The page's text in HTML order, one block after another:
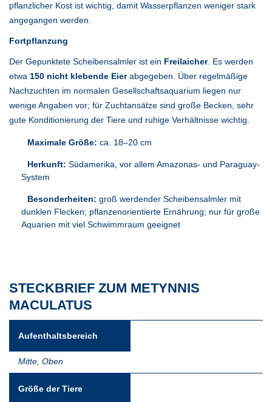
pflanzlicher Kost ist wichtig, damit Wasserpflanzen weniger stark
angegangen werden.
Fortpflanzung
Der Gepunktete Scheibensalmler ist ein Freilaicher. Es werden
etwa 150 nicht klebende Eierabgegeben. Über regelmäßige
Nachzuchten im normalen Gesellschaftsaquarium liegen nur
wenige Angaben vor; für Zuchtansätze sind große Becken, sehr
gute Konditionierung der Tiere und ruhige Verhältnisse wichtig.
Maximale Größe: ca. 18–20 cm
Herkunft: Südamerika, vor allem Amazonas- und Paraguay-
System
Besonderheiten: groß werdender Scheibensalmler mit
dunklen Flecken; pflanzenorientierte Ernährung; nur für große
Aquarien mit viel Schwimmraum geeignet
STECKBRIEF ZUM METYNNIS
MACULATUS
Aufenthaltsbereich
Mitte Oben
Größe der Tiere